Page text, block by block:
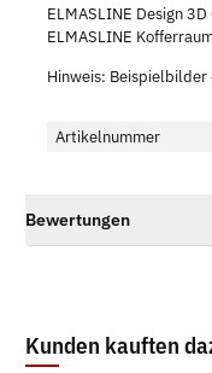
ELMASLINE Design
ELMASLINE
Hinweis:
Artikelnummer
Bewertungen
Kunden kauften